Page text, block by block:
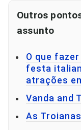
Outros
assunto
O que
festa
atrações
Vanda and
As